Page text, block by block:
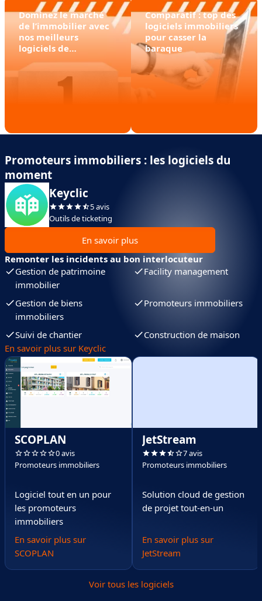
Dominez le marché
de l’immobilier avec
nos meilleurs
logiciels de
immobilière
Comparatif : top des
logiciels immobiliers
pour casser la
baraque
Promoteurs immobiliers : les logiciels du
moment
Keyclic
5 avis
Outils de ticketing
En savoir plus
Remonter les incidents au bon interlocuteur
Gestion de patrimoine
immobilier
Facility management
Gestion de biens
immobiliers
Promoteurs immobiliers
Suivi de chantier
Construction de maison
En savoir plus sur Keyclic
SCOPLAN
0 avis
Promoteurs immobiliers
Logiciel tout en un pour
les promoteurs
immobiliers
En savoir plus sur
SCOPLAN
JetStream
7 avis
Promoteurs immobiliers
Solution cloud de gestion
de projet tout-en-un
En savoir plus sur
JetStream
Voir tous les logiciels